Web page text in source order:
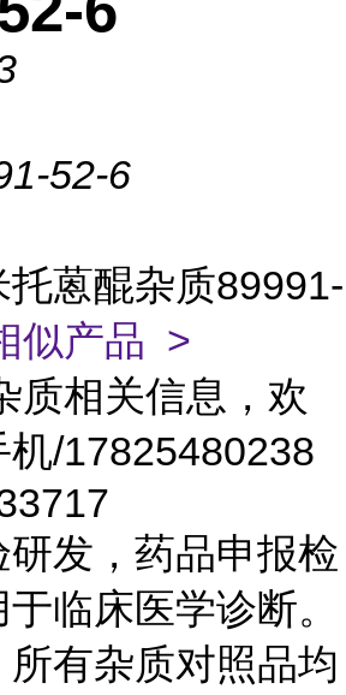
52-6
托蒽醌杂质89991-
似产品 >
质相关信息，欢
/17825480238
研发，药品申报检
临床医学诊断。
所有杂质对照品均